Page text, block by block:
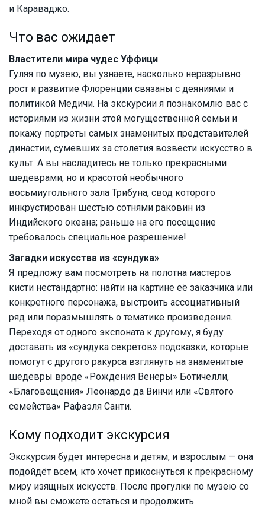
и Караваджо.
Что вас ожидает
Властители мира чудес Уффици
Гуляя по музею, вы узнаете, насколько неразрывно
рост и развитие Флоренции связаны с деяниями и
политикой Медичи. На экскурсии я познакомлю вас с
историями из жизни этой могущественной семьи и
покажу портреты самых знаменитых представителей
династии, сумевших за столетия возвести искусство в
культ. А вы насладитесь не только прекрасными
шедеврами, но и красотой необычного
восьмиугольного зала Трибуна, свод которого
инкрустирован шестью сотнями раковин из
Индийского океана; раньше на его посещение
требовалось специальное разрешение!
Загадки искусства из «сундука»
Я предложу вам посмотреть на полотна мастеров
кисти нестандартно: найти на картине её заказчика или
конкретного персонажа, выстроить ассоциативный
ряд или поразмышлять о тематике произведения.
Переходя от одного экспоната к другому, я буду
доставать из «сундука секретов» подсказки, которые
помогут с другого ракурса взглянуть на знаменитые
шедевры вроде «Рождения Венеры» Ботичелли,
«Благовещения» Леонардо да Винчи или «Святого
семейства» Рафаэля Санти.
Кому подходит экскурсия
Экскурсия будет интересна и детям, и взрослым — она
подойдёт всем, кто хочет прикоснуться к прекрасному
миру изящных искусств. После прогулки по музею со
мной вы сможете остаться и продолжить